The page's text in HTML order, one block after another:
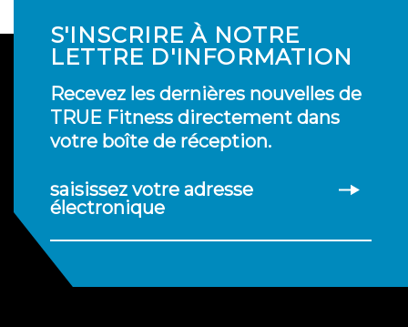
S'INSCRIRE À NOTRE
LETTRE D'INFORMATION
Recevez les dernières nouvelles de
TRUE Fitness directement dans
votre boîte de réception.
saisissez votre adresse
électronique